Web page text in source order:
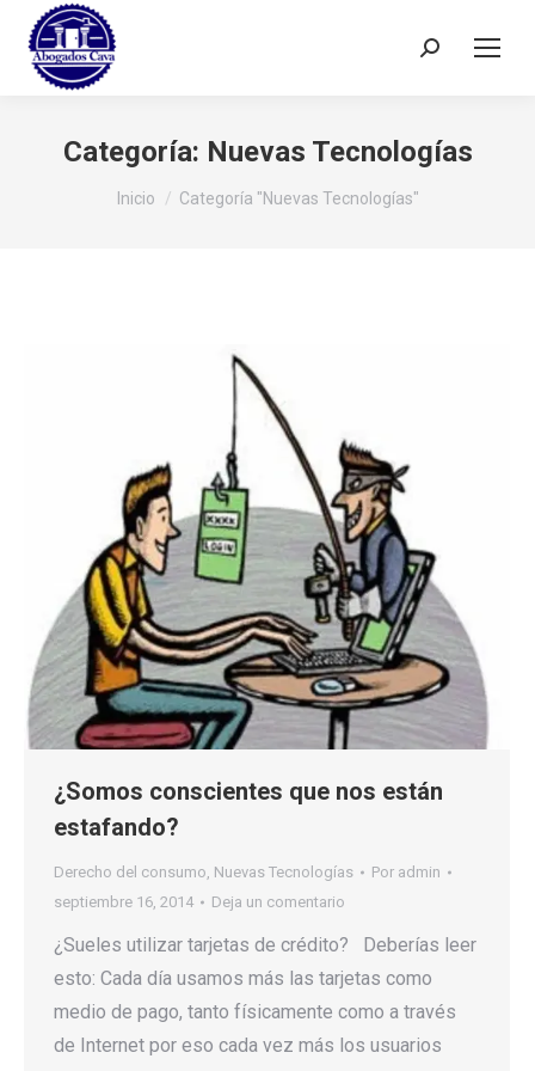
Buscar:
Categoría: Nuevas Tecnologías
Estás aquí:
Inicio Categoría "Nuevas Tecnologías"
¿Somos conscientes que nos están
estafando?
Derecho del consumo, Nuevas Tecnologías Por admin
septiembre 16, 2014
Deja un comentario
¿Sueles utilizar tarjetas de crédito? Deberías leer
esto: Cada día usamos más las tarjetas como
medio de pago, tanto físicamente como a través
de Internet por eso cada vez más los usuarios